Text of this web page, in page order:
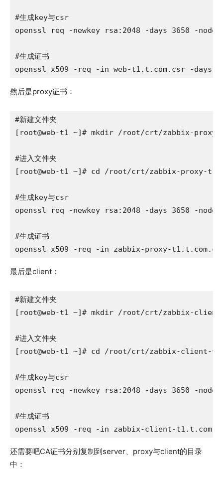
#生成key与csr
openssl req -newkey rsa:2048 -days 3650 -nodes
#生成证书
openssl x509 -req -in web-t1.t.com.csr -
然后是proxy证书：
#新建文件夹
[root@web-t1 ~]# mkdir /root/crt/zabbix-
#进入文件夹
[root@web-t1 ~]# cd /root/crt/zabbix-proxy-
#生成key与csr
openssl req -newkey rsa:2048 -days 3650 -nodes
#生成证书
openssl x509 -req -in zabbix-proxy-
最后是client：
#新建文件夹
[root@web-t1 ~]# mkdir /root/crt/zabbix-
#进入文件夹
[root@web-t1 ~]# cd /root/crt/zabbix-client-
#生成key与csr
openssl req -newkey rsa:2048 -days 3650 -
#生成证书
openssl x509 -req -in zabbix-client-
还需要吧CA证书分别复制到server、proxy与client的目录
中：